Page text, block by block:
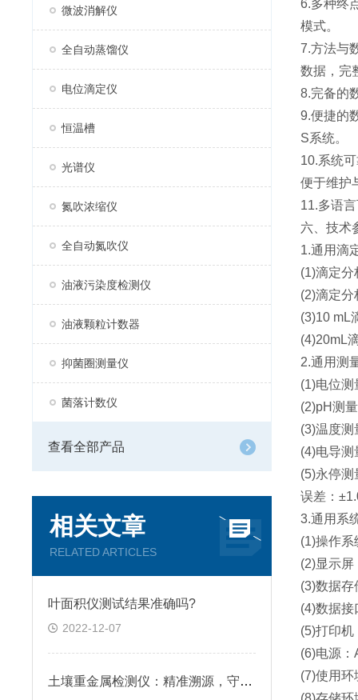
微波消解仪
全自动蒸馏仪
电位滴定仪
恒温槽
光谱仪
氮吹浓缩仪
全自动氮吹仪
油液污染度检测仪
油液颗粒计数器
抑菌圈测量仪
菌落计数仪
查看全部产品
相关文章
RELATED ARTICLES
叶面积仪测试结果准确吗?
2022-12-07
土壤重金属检测仪：精准溯源，守护土壤生态与食品安全
6.多种终
模式。
7.方法与
数据，完
8.完备的
9.便捷的
S系统。
10.系统
便于维护
11.多语
六、技术
1.通用滴
(1)滴定分
(2)滴定分
(3)10 mL
(4)20mL
2.通用测
(1)电位
(2)pH测
(3)温度
(4)电导
(5)永停
误差：
3.通用系
(1)操作
(2)显示
(3)数据
(4)数据
(5)打印
(6)电源：
(7)使用